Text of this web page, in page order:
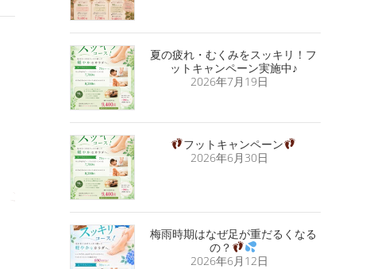
夏の疲れ・むくみをスッキリ！フ
ットキャンペーン実施中♪
2026年7月19日
フットキャンペーン
2026年6月30日
梅雨時期はなぜ足が重だるくなる
の？
2026年6月12日